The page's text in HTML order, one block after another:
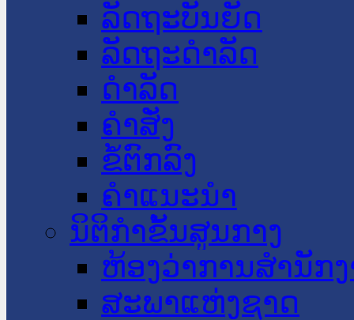
ລັດຖະບັນຍັດ
ລັດຖະດໍາລັດ
ດໍາລັດ
ຄໍາສັ່ງ
ຂໍ້ຕົກລົງ
ຄໍາແນະນໍາ
ນິຕິກໍາຂັ້ນສູນກາງ
ຫ້ອງວ່າການສໍານັກ
ສະພາແຫ່ງຊາດ